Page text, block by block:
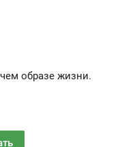
образе жизни.